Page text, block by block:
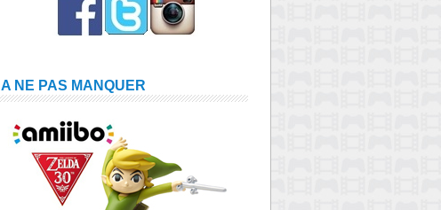
A NE PAS MANQUER